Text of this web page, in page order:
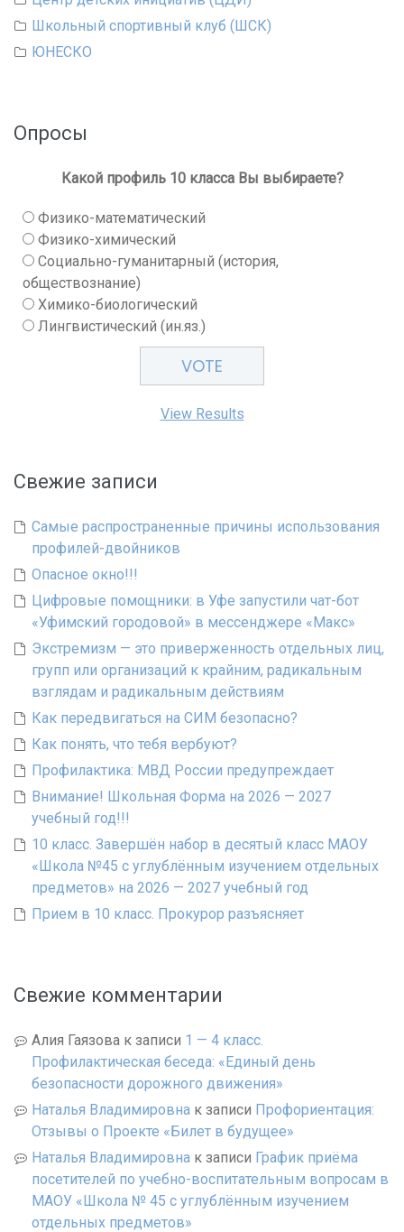
Школьный спортивный клуб (ШСК)
ЮНЕСКО
Опросы
Какой профиль 10 класса Вы выбираете?
Физико-математический
Физико-химический
Социально-гуманитарный (история,
обществознание)
Химико-биологический
Лингвистический (ин.яз.)
View Results
Свежие записи
Самые распространенные причины использования
профилей-двойников
Опасное окно!!!
Цифровые помощники: в Уфе запустили чат-бот
«Уфимский городовой» в мессенджере «Макс»
Экстремизм — это приверженность отдельных лиц,
групп или организаций к крайним, радикальным
взглядам и радикальным действиям
Как передвигаться на СИМ безопасно?
Как понять, что тебя вербуют?
Профилактика: МВД России предупреждает
Внимание! Школьная Форма на 2026 — 2027
учебный год!!!
10 класс. Завершён набор в десятый класс МАОУ
«Школа №45 с углублённым изучением отдельных
предметов» на 2026 — 2027 учебный год
Прием в 10 класс. Прокурор разъясняет
Свежие комментарии
Алия Гаязова к записи 1 — 4 класс.
Профилактическая беседа: «Единый день
безопасности дорожного движения»
Наталья Владимировна к записи Профориентация:
Отзывы о Проекте «Билет в будущее»
Наталья Владимировна к записи График приёма
посетителей по учебно-воспитательным вопросам в
МАОУ «Школа № 45 с углублённым изучением
отдельных предметов»